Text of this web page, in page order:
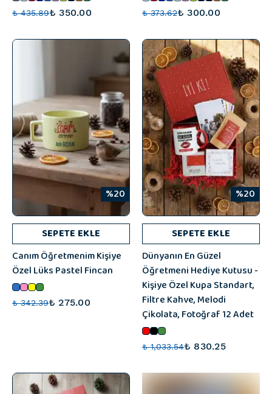
₺ 435.89₺ 350.00 ₺ 373.62₺ 300.00
%20
SEPETE EKLE
Canım Öğretmenim Kişiye
Özel Lüks Pastel Fincan
₺ 342.39₺ 275.00
%20
SEPETE EKLE
Dünyanın En Güzel
Öğretmeni Hediye Kutusu -
Kişiye Özel Kupa Standart,
Filtre Kahve, Melodi
Çikolata, Fotoğraf 12 Adet
₺ 1,033.54₺ 830.25